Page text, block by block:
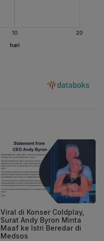
Viral di Konser Coldplay,
Surat Andy Byron Minta
Maaf ke Istri Beredar di
Medsos